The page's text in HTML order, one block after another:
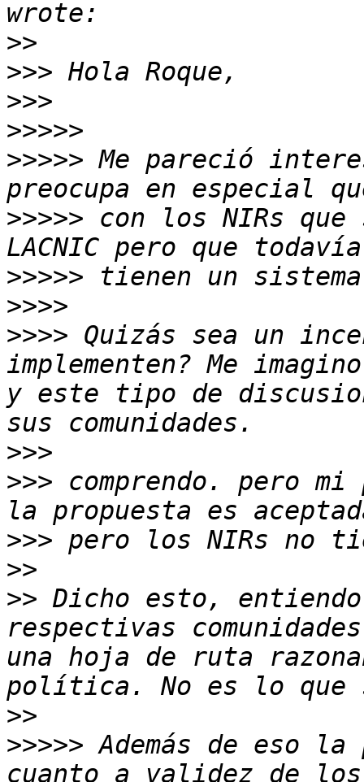
>>
>>>
>>>
>>>>>
>>>>> Me pareció
>>>>> con los NIRs
>>>>>
>>>>
>>>> Quizás sea un
implementen? Me
y este tipo de
>>>
>>> comprendo. pero
>>>
>>
>> Dicho esto,
respectivas
una hoja de ruta
>>
>>>>> Además de eso